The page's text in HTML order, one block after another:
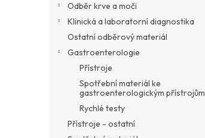
Odběr krve a moči
Klinická a laboratorní diagnostika
Ostatní odběrový materiál
Gastroenterologie
Přístroje
Spotřební materiál ke
gastroenterologickým přístrojům
Rychlé testy
Přístroje - ostatní